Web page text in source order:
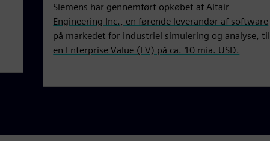
Siemens har gennemført opkøbet af Altair
Engineering Inc., en førende leverandør af software
på markedet for industriel simulering og analyse, til
en Enterprise Value (EV) på ca. 10 mia. USD.